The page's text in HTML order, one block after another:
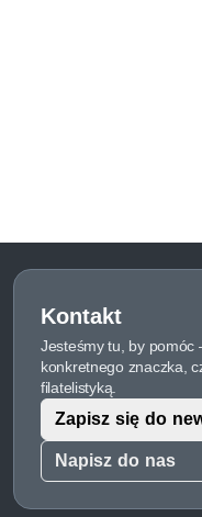
Kontakt
Jesteśmy tu, by pomóc
konkretnego znaczka,
filatelistyką.
Napisz do nas
Zapisz się do